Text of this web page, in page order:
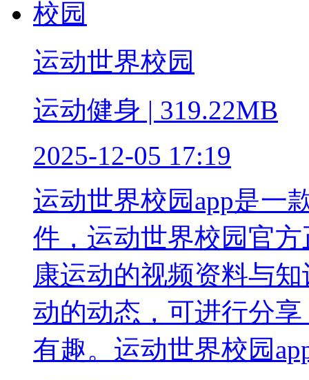
运动世界校园
运动健身 | 319.22MB
2025-12-05 17:19
运动世界校园app是一
件，运动世界校园官
康运动的视频资料与
动的动态，可进行分
有趣。运动世界校园